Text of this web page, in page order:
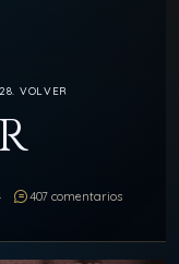
28. VOLVER
407 comentarios